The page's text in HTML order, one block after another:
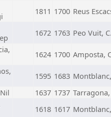
1811 1700 Reus
1672 1763 Peo Vuit,
1624 1700 Amposta,
1595 1683
1637 1737 Tarragona,
1618 1617